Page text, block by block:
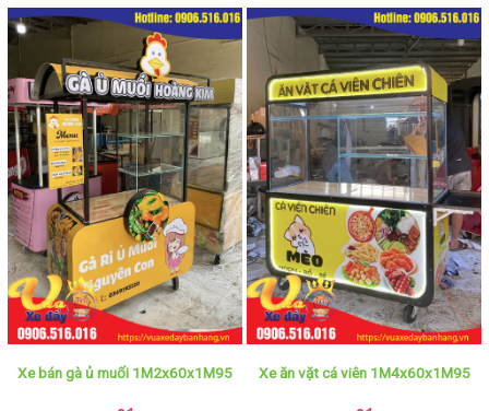
Xe bán gà ủ muối 1M2x60x1M95 Xe ăn vặt cá viên 1M4x60x1M95